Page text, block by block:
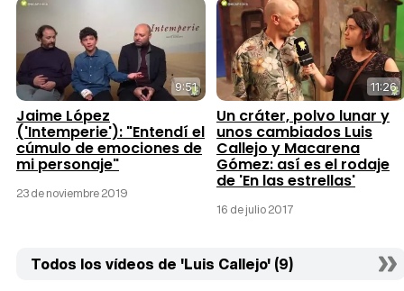
9:51
Jaime López
('Intemperie'): "Entendí el
cúmulo de emociones de
mi personaje"
23 de noviembre 2019
11:26
Un cráter, polvo lunar y
unos cambiados Luis
Callejo y Macarena
Gómez: así es el rodaje
de 'En las estrellas'
16 de julio 2017
Todos los vídeos de 'Luis Callejo' (9)